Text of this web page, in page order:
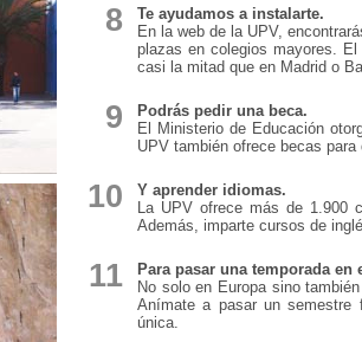
8
Te ayudamos a instalarte.
En la web de la UPV,
plazas en colegios mayores.
casi la mitad que en Madrid o
9
Podrás pedir una beca.
El Ministerio de Educación
UPV también ofrece becas
10
Y aprender idiomas.
La UPV ofrece más de 1.900
Además, imparte cursos de
11
Para pasar una temporada en
No solo en Europa sino
Anímate a pasar un semestre
única.